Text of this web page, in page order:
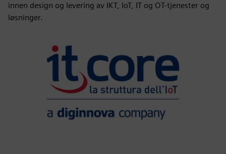
innen design og levering av IKT, IoT, IT og OT-tjenester og
løsninger.